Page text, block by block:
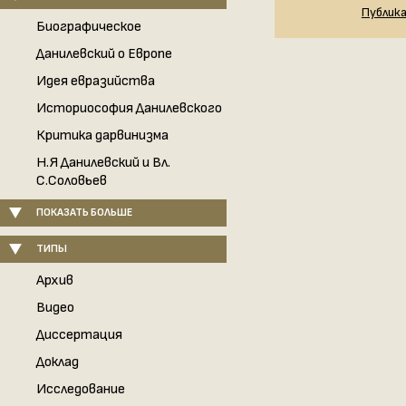
Биографическое
Данилевский о Европе
Идея евразийства
Историософия Данилевского
Критика дарвинизма
Н.Я Данилевский и Вл.
С.Соловьев
ПОКАЗАТЬ БОЛЬШЕ
ТИПЫ
Архив
Видео
Диссертация
Доклад
Исследование